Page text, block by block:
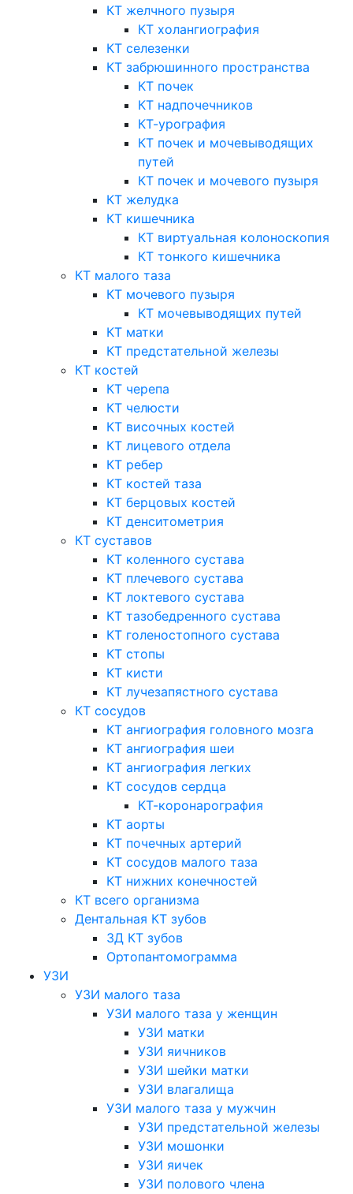
КТ желчного пузыря
КТ холангиография
КТ селезенки
КТ забрюшинного пространства
КТ почек
КТ надпочечников
КТ-урография
КТ почек и мочевыводящих
путей
КТ почек и мочевого пузыря
КТ желудка
КТ кишечника
КТ виртуальная колоноскопия
КТ тонкого кишечника
КТ малого таза
КТ мочевого пузыря
КТ мочевыводящих путей
КТ матки
КТ предстательной железы
КТ костей
КТ черепа
КТ челюсти
КТ височных костей
КТ лицевого отдела
КТ ребер
КТ костей таза
КТ берцовых костей
КТ денситометрия
КТ суставов
КТ коленного сустава
КТ плечевого сустава
КТ локтевого сустава
КТ тазобедренного сустава
КТ голеностопного сустава
КТ стопы
КТ кисти
КТ лучезапястного сустава
КТ сосудов
КТ ангиография головного мозга
КТ ангиография шеи
КТ ангиография легких
КТ сосудов сердца
КТ-коронарография
КТ аорты
КТ почечных артерий
КТ сосудов малого таза
КТ нижних конечностей
КТ всего организма
Дентальная КТ зубов
3Д КТ зубов
Ортопантомограмма
УЗИ
УЗИ малого таза
УЗИ малого таза у женщин
УЗИ матки
УЗИ яичников
УЗИ шейки матки
УЗИ влагалища
УЗИ малого таза у мужчин
УЗИ предстательной железы
УЗИ мошонки
УЗИ яичек
УЗИ полового члена